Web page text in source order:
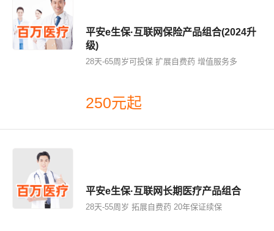
平安e生保·互联网保险产品组合(2024升
级)
28天-65周岁可投保 扩展自费药 增值服务多
250元起
平安e生保·互联网长期医疗产品组合
28天-55周岁 拓展自费药 20年保证续保